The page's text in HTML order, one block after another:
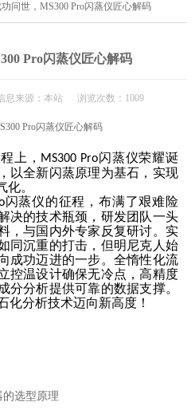
问世，MS300 Pro闪蒸仪匠心解码
Pro闪蒸仪匠心解码
息来源：本站 浏览次数：1009
上 ， MS300 Pro闪蒸仪荣耀诞
以全新闪蒸原理为基石，实现
。
闪蒸仪的征程，布满了艰难险
决的技术瓶颈，研发团队一头
，与国内外专家反复研讨。实
同沉重的打击，但明尼克人始
成功迈进的一步。 全惰性化流
控温设计确保无冷点，高精度
分分析提供可靠的数据支撑。
化分析技术迈向新高度！
选型原理